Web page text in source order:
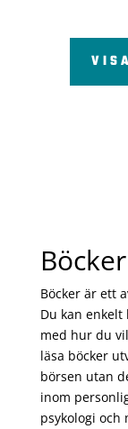
Böcker
Böcker är ett
Du kan
med hur du
läsa böcker
börsen utan
inom
psykologi och